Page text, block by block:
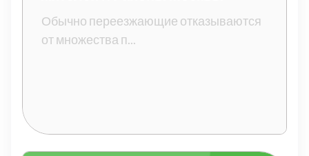
Обычно переезжающие отказываются
от множества п...